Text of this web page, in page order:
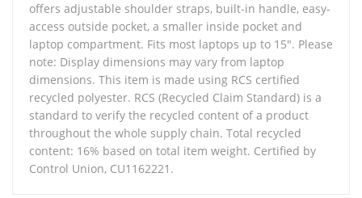
offers adjustable shoulder straps, built-in handle, easy-
access outside pocket, a smaller inside pocket and
laptop compartment. Fits most laptops up to 15″. Please
note: Display dimensions may vary from laptop
dimensions. This item is made using RCS certified
recycled polyester. RCS (Recycled Claim Standard) is a
standard to verify the recycled content of a product
throughout the whole supply chain. Total recycled
content: 16% based on total item weight. Certified by
Control Union, CU1162221.